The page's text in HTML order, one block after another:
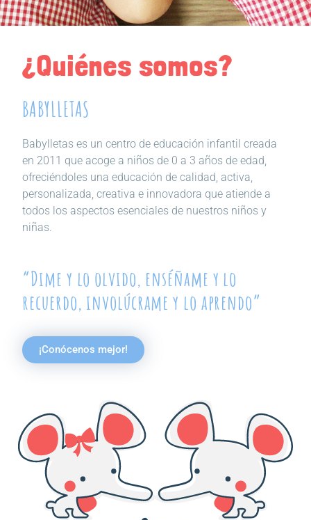
¿Quiénes somos?
BABYLLETAS
Babylletas es un centro de educación infantil creada
en 2011 que acoge a niños de 0 a 3 años de edad,
ofreciéndoles una educación de calidad, activa,
personalizada, creativa e innovadora que atiende a
todos los aspectos esenciales de nuestros niños y
niñas.
“Dime y lo olvido, enséñame y lo
recuerdo, involúcrame y lo aprendo”
¡Conócenos mejor!